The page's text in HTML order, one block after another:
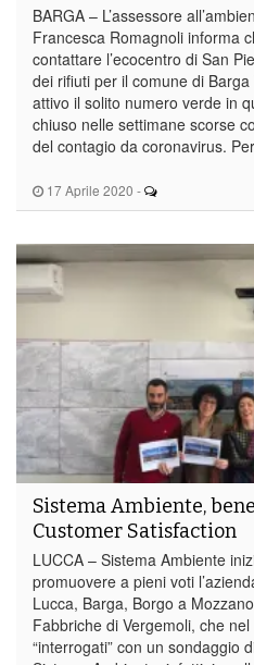
17 Aprile 2020 -
BARGA – L’assessore
Francesca Romagnoli informa
contattare l’ecocentro di San
dei rifiuti per il comune di
attivo il solito numero verde in
chiuso nelle settimane scorse
del contagio da coronavirus.
Sistema Ambiente,
Customer Satisfaction
LUCCA – Sistema Ambiente
promuovere a pieni voti
Lucca, Barga, Borgo a
Fabbriche di Vergemoli, che
“interrogati” con un sondaggio